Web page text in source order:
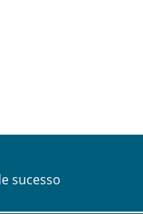
sucesso